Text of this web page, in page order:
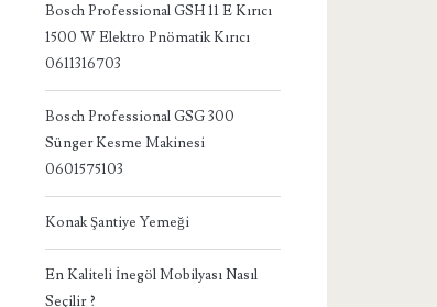
Bosch Professional GSH 11 E Kırıcı
1500 W Elektro Pnömatik Kırıcı
0611316703
Bosch Professional GSG 300
Sünger Kesme Makinesi
0601575103
Konak Şantiye Yemeği
En Kaliteli İnegöl Mobilyası Nasıl
Seçilir ?